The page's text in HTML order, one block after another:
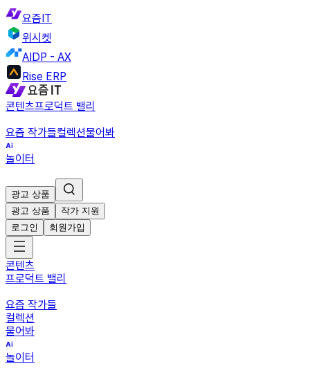
요즘IT
위시켓
AIDP - AX
Rise ERP
콘텐츠프로덕트 밸리
요즘 작가들컬렉션물어봐
놀이터
광고 상품
광고 상품
작가 지원
로그인
회원가입
콘텐츠
프로덕트 밸리
요즘 작가들
컬렉션
물어봐
놀이터